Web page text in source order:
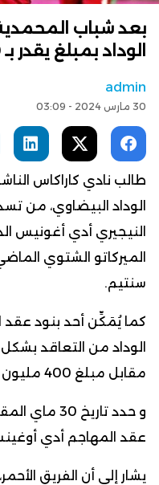
بعد شباب
الوداد بمبلغ يقدر بـ 100 ألف دولار
admin
30 مارس 2024 - 03:09
طالب نادي كاراكاس
الوداد البيضاوي، من
النيجيري أدي أغونيس
سنتيم.
كما يُمَكِّن أحد بنود عقد
الوداد من التعاقد
مقابل مبلغ 400 مليون سنتيم.
و حدد تاريخ
عقد المهاجم أدي
يشار إلى أن الفريق